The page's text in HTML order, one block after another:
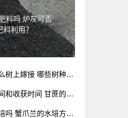
料吗 炉灰可否
料利用？
接 哪些树种能嫁接辣椒？
时间 甘蔗的种植和收割时机
蟹爪兰的水培方法讲解